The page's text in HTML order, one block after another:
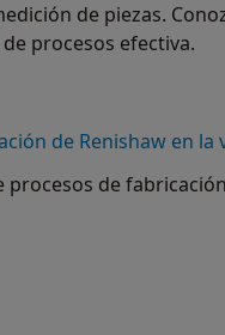
de piezas.
procesos efectiva.
de Renishaw en
procesos de